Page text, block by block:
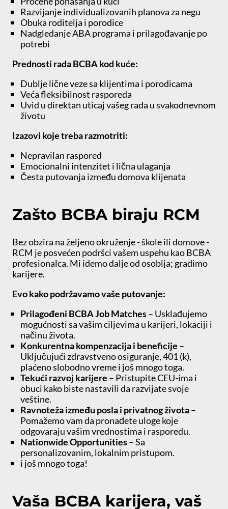
Razvijanje individualizovanih planova za negu
Obuka roditelja i porodice
Nadgledanje ABA programa i prilagođavanje po
potrebi
Prednosti rada BCBA kod kuće:
Dublje lične veze sa klijentima i porodicama
Veća fleksibilnost rasporeda
Uvid u direktan uticaj vašeg rada u svakodnevnom
životu
Izazovi koje treba razmotriti:
Nepravilan raspored
Emocionalni intenzitet i lična ulaganja
Česta putovanja između domova klijenata
Zašto BCBA biraju RCM
Bez obzira na željeno okruženje - škole ili domove -
RCM je posvećen podršci vašem uspehu kao BCBA
profesionalca. Mi idemo dalje od osoblja; gradimo
karijere.
Evo kako podržavamo vaše putovanje:
Prilagođeni BCBA Job Matches– Usklađujemo
mogućnosti sa vašim ciljevima u karijeri, lokaciji i
načinu života.
Konkurentna kompenzacija i beneficije –
Uključujući zdravstveno osiguranje, 401 (k),
plaćeno slobodno vreme i još mnogo toga.
Tekući razvoj karijere – Pristupite CEU-ima i
obuci kako biste nastavili da razvijate svoje
veštine.
Ravnoteža između posla i privatnog života–
Pomažemo vam da pronađete uloge koje
odgovaraju vašim vrednostima i rasporedu.
Nationwide Opportunities– Sa
personalizovanim, lokalnim pristupom.
i još mnogo toga!
Vaša BCBA karijera, vaš